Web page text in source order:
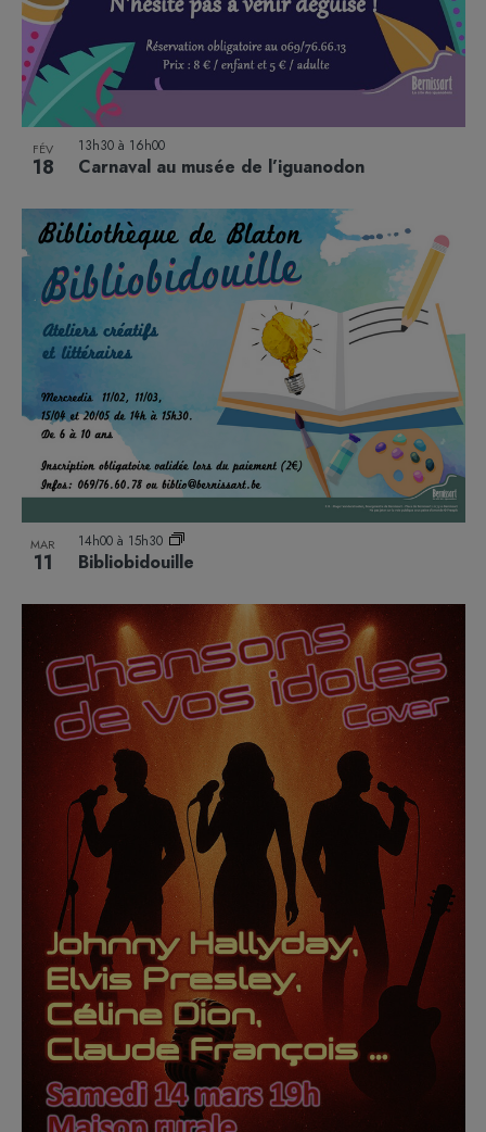
FÉV
18 Carnaval au musée de l’iguanodon
13h30 à 16h00
MAR
11 Bibliobidouille
14h00 à 15h30